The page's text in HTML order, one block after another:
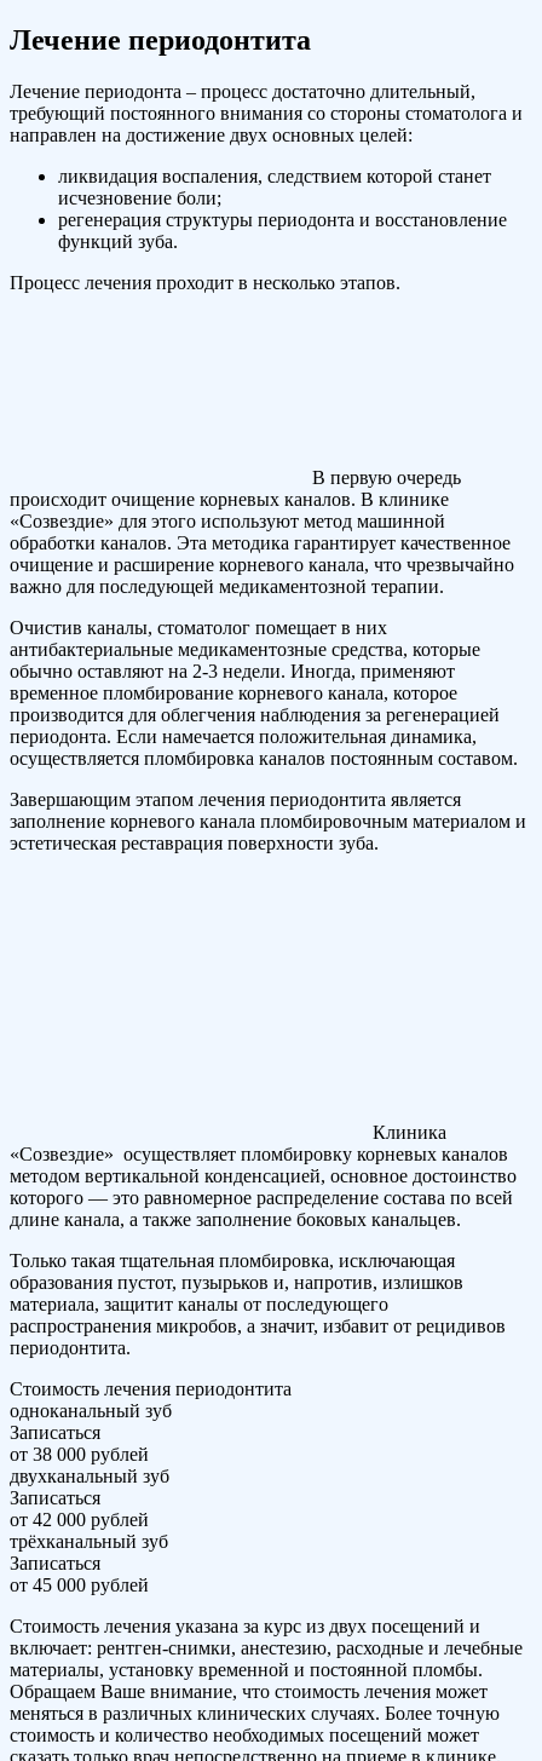
Лечение периодонтита
Лечение периодонта – процесс достаточно длительный,
требующий постоянного внимания со стороны стоматолога и
направлен на достижение двух основных целей:
ликвидация воспаления, следствием которой станет
исчезновение боли;
регенерация структуры периодонта и восстановление
функций зуба.
Процесс лечения проходит в несколько этапов.
В первую очередь
происходит очищение корневых каналов. В клинике
«Созвездие» для этого используют метод машинной
обработки каналов. Эта методика гарантирует качественное
очищение и расширение корневого канала, что чрезвычайно
важно для последующей медикаментозной терапии.
Очистив каналы, стоматолог помещает в них
антибактериальные медикаментозные средства, которые
обычно оставляют на 2-3 недели. Иногда, применяют
временное пломбирование корневого канала, которое
производится для облегчения наблюдения за регенерацией
периодонта. Если намечается положительная динамика,
осуществляется пломбировка каналов постоянным составом.
Завершающим этапом лечения периодонтита является
заполнение корневого канала пломбировочным материалом и
эстетическая реставрация поверхности зуба.
Клиника
«Созвездие» осуществляет пломбировку корневых каналов
методом вертикальной конденсацией, основное достоинство
которого — это равномерное распределение состава по всей
длине канала, а также заполнение боковых канальцев.
Только такая тщательная пломбировка, исключающая
образования пустот, пузырьков и, напротив, излишков
материала, защитит каналы от последующего
распространения микробов, а значит, избавит от рецидивов
периодонтита.
Стоимость лечения периодонтита
одноканальный зуб
Записаться
от 38 000 рублей
двухканальный зуб
Записаться
от 42 000 рублей
трёхканальный зуб
Записаться
от 45 000 рублей
Стоимость лечения указана за курс из двух посещений и
включает: рентген-снимки, анестезию, расходные и лечебные
материалы, установку временной и постоянной пломбы.
Обращаем Ваше внимание, что стоимость лечения может
меняться в различных клинических случаях. Более точную
стоимость и количество необходимых посещений может
сказать только врач непосредственно на приеме в клинике.